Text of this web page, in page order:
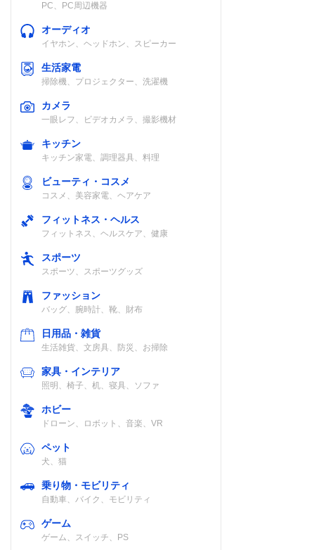
PC、PC周辺機器
オーディオ
イヤホン、ヘッドホン、スピーカー
生活家電
掃除機、プロジェクター、洗濯機
カメラ
一眼レフ、ビデオカメラ、撮影機材
キッチン
キッチン家電、調理器具、料理
ビューティ・コスメ
コスメ、美容家電、ヘアケア
フィットネス・ヘルス
フィットネス、ヘルスケア、健康
スポーツ
スポーツ、スポーツグッズ
ファッション
バッグ、腕時計、靴、財布
日用品・雑貨
生活雑貨、文房具、防災、お掃除
家具・インテリア
照明、椅子、机、寝具、ソファ
ホビー
ドローン、ロボット、音楽、VR
ペット
犬、猫
乗り物・モビリティ
自動車、バイク、モビリティ
ゲーム
ゲーム、スイッチ、PS